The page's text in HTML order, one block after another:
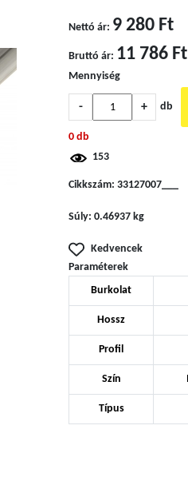
Nettó ár: 9 280 Ft
Bruttó ár: 11 786 Ft
Mennyiség
- + db
0 db
153
Cikkszám: 33127007___
Súly: 0.46937 kg
Kedvencek
Paraméterek
Burkolat
Hossz
Profil
Szín
Típus